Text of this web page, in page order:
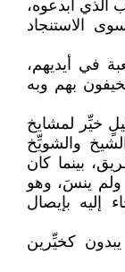
أبدعوه،
الاستنجاد
في أيديهم،
بهم وبه
خيِّر لمشايخ
والشويِّخ
بينما كان
ولم ينسَ، وهو
إليه بإيصال
كخيِّرين